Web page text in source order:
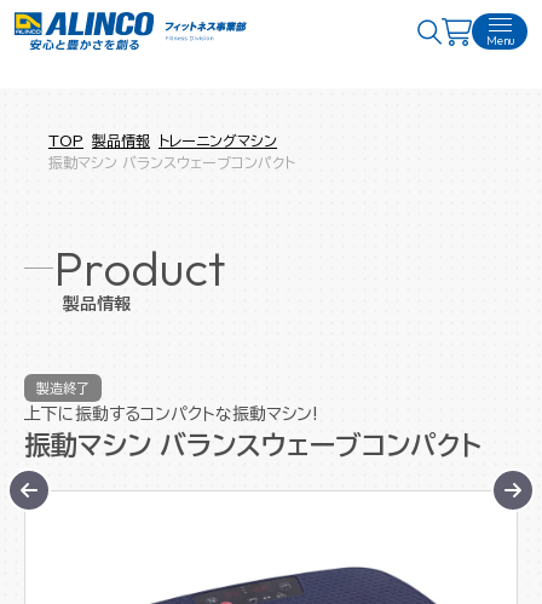
Menu
TOP 製品情報
トレーニングマシン
振動マシン バランスウェーブコンパクト
Product
製品情報
製造終了
上下に振動するコンパクトな振動マシン!
振動マシン バランスウェーブコンパクト